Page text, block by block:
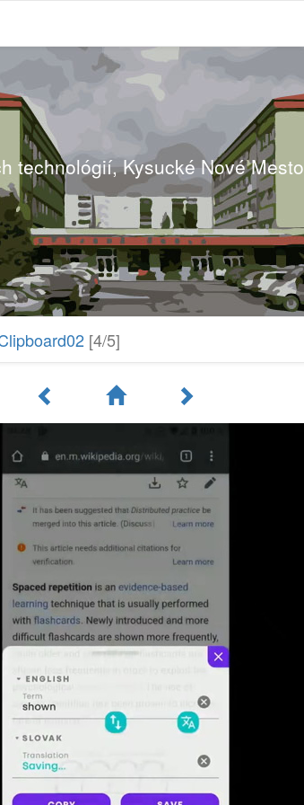
technológií, Kysucké Nové Mesto
[4/5]